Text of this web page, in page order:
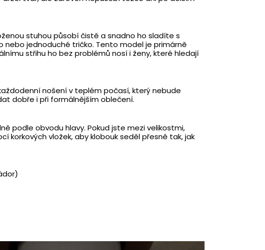
stuhou působí čistě a snadno ho sladíte s
nebo jednoduché tričko. Tento model je primárně
střihu ho bez problémů nosí i ženy, které hledají
nošení v teplém počasí, který nebude
dobře i při formálnějším oblečení.
podle obvodu hlavy. Pokud jste mezi velikostmi,
korkových vložek, aby klobouk seděl přesně tak, jak